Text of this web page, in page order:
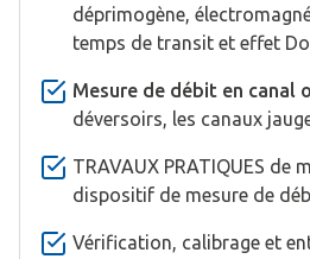
déprimogène,
temps de transit et effet
Mesure de débit en canal
déversoirs, les canaux
TRAVAUX PRATIQUES de
dispositif de mesure de
Vérification, calibrage et